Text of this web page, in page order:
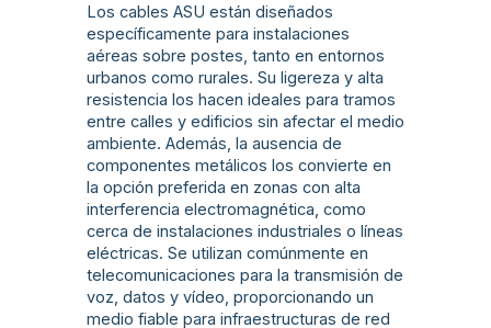
Los cables ASU están diseñados
específicamente para instalaciones
aéreas sobre postes, tanto en entornos
urbanos como rurales. Su ligereza y alta
resistencia los hacen ideales para tramos
entre calles y edificios sin afectar el medio
ambiente. Además, la ausencia de
componentes metálicos los convierte en
la opción preferida en zonas con alta
interferencia electromagnética, como
cerca de instalaciones industriales o líneas
eléctricas. Se utilizan comúnmente en
telecomunicaciones para la transmisión de
voz, datos y vídeo, proporcionando un
medio fiable para infraestructuras de red